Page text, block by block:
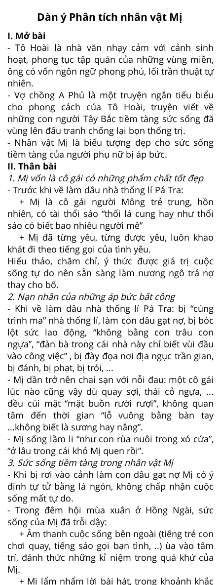
Dàn ý Phân tích nhân vật Mị
I. Mở bài
- Tô Hoài là nhà văn nhạy cảm với cảnh sinh
hoạt, phong tục tập quán của những vùng miền,
ông có vốn ngôn ngữ phong phú, lối trần thuật tự
nhiên.
- Vợ chồng A Phủ là một truyện ngắn tiếu biểu
cho phong cách của Tô Hoài, truyện viết về
những con người Tây Bắc tiềm tàng sức sống đã
vùng lên đấu tranh chống lại bọn thống trị.
- Nhân vật Mị là biểu tượng đẹp cho sức sống
tiềm tàng của người phụ nữ bị áp bức.
II. Thân bài
1. Mị vốn là cô gái có những phẩm chất tốt đẹp
- Trước khi về làm dâu nhà thống lí Pá Tra:
+ Mị là cô gái người Mông trẻ trung, hồn
nhiên, có tài thổi sáo “thổi lá cung hay như thổi
sáo có biết bao nhiêu người mê”
+ Mị đã từng yêu, từng được yêu, luôn khao
khát đi theo tiếng gọi của tình yêu.
Hiếu thảo, chăm chỉ, ý thức được giá trị cuộc
sống tự do nên sẵn sàng làm nương ngô trả nợ
thay cho bố.
2. Nạn nhân của những áp bức bất công
- Khi về làm dâu nhà thống lí Pá Tra: bị “cúng
trình ma” nhà thống lí, làm con dâu gạt nợ, bị bóc
lột sức lao động, “không bằng con trâu con
ngựa”, “đàn bà trong cái nhà này chỉ biết vùi đầu
vào công việc” , bị đày đọa nơi địa ngục trần gian,
bị đánh, bị phạt, bị trói, ...
- Mị dần trở nên chai sạn với nỗi đau: một cô gái
lúc nào cũng vậy dù quay sợi, thái cỏ ngựa, ...
đều cúi mặt “mặt buồn rười rượi”, không quan
tâm đến thời gian “lỗ vuông bằng bàn tay
...không biết là sương hay nắng”.
- Mị sống lầm li “như con rùa nuôi trong xó cửa”,
“ở lâu trong cái khỏ Mị quen rồi”.
3. Sức sống tiềm tàng trong nhân vật Mị
- Khi bị rơi vào cảnh làm con dâu gạt nợ Mị có ý
định tự tử bằng lá ngón, không chấp nhận cuộc
sống mất tự do.
- Trong đêm hội mùa xuân ở Hồng Ngài, sức
sống của Mị đã trỗi dậy:
+ Âm thanh cuộc sống bên ngoài (tiếng trẻ con
chơi quay, tiếng sáo gọi bạn tình, ..) ùa vào tâm
trí, đánh thức những kỉ niệm trong quá khứ của
Mị.
+ Mị lẩm nhẩm lời bài hát, trong khoảnh khắc